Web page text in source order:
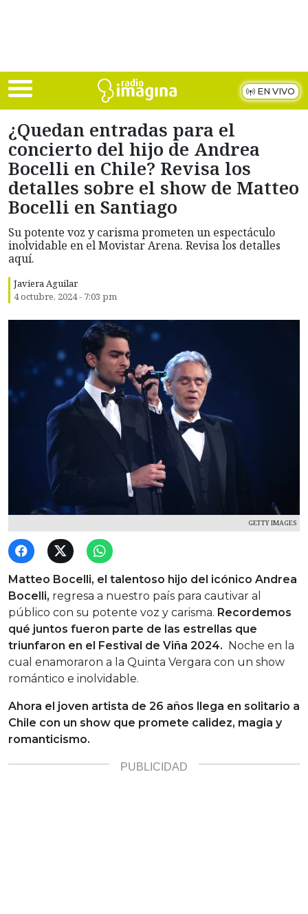
EN VIVO
¿Quedan entradas para el
concierto del hijo de Andrea
Bocelli en Chile? Revisa los
detalles sobre el show de Matteo
Bocelli en Santiago
Su potente voz y carisma prometen un espectáculo
inolvidable en el Movistar Arena. Revisa los detalles
aquí.
Javiera Aguilar
4 octubre, 2024 - 7:03 pm
GETTY IMAGES
Matteo Bocelli, el talentoso hijo del icónico Andrea
Bocelli, regresa a nuestro país para cautivar al
público con su potente voz y carisma. Recordemos
qué juntos fueron parte de las estrellas que
triunfaron en el Festival de Viña 2024. Noche en la
cual enamoraron a la Quinta Vergara con un show
romántico e inolvidable.
Ahora el joven artista de 26 años llega en solitario a
Chile con un show que promete calidez, magia y
romanticismo.